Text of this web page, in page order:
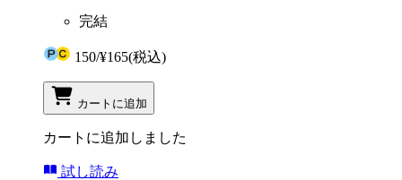
完結
150/¥165(税込)
カートに追加
カートに追加しました
試し読み